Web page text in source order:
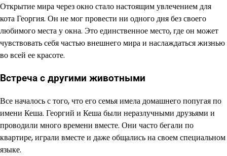
Открытие мира через окно стало настоящим увлечением для
кота Георгия. Он не мог провести ни одного дня без своего
любимого места у окна. Это единственное место, где он может
чувствовать себя частью внешнего мира и наслаждаться жизнью
во всей ее красоте.
Встреча с другими животными
Все началось с того, что его семья имела домашнего попугая по
имени Кеша. Георгий и Кеша были неразлучными друзьями и
проводили много времени вместе. Они часто бегали по
квартире, играли вместе и даже общались на своем специальном
языке.